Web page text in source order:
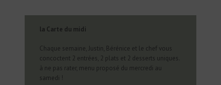
la Carte du midi
Chaque semaine, Justin, Bérénice et le chef vous
concoctent 2 entrées, 2 plats et 2 desserts uniques.
à ne pas rater, menu proposé du mercredi au
samedi !